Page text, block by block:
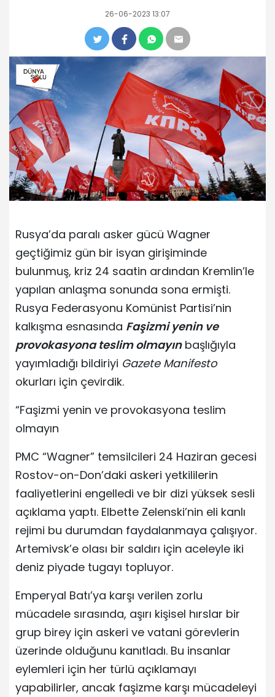
26-06-2023 13:07
Rusya’da paralı asker gücü Wagner
geçtiğimiz gün bir isyan girişiminde
bulunmuş, kriz 24 saatin ardından Kremlin’le
yapılan anlaşma sonunda sona ermişti.
Rusya Federasyonu Komünist Partisi’nin
kalkışma esnasında Faşizmi yenin ve
provokasyona teslim olmayınbaşlığıyla
yayımladığı bildiriyi Gazete Manifesto
okurları için çevirdik.
“Faşizmi yenin ve provokasyona teslim
olmayın
PMC “Wagner” temsilcileri 24 Haziran gecesi
Rostov-on-Don’daki askeri yetkililerin
faaliyetlerini engelledi ve bir dizi yüksek sesli
açıklama yaptı. Elbette Zelenski’nin eli kanlı
rejimi bu durumdan faydalanmaya çalışıyor.
Artemivsk’e olası bir saldırı için aceleyle iki
deniz piyade tugayı topluyor.
Emperyal Batı’ya karşı verilen zorlu
mücadele sırasında, aşırı kişisel hırslar bir
grup birey için askeri ve vatani görevlerin
üzerinde olduğunu kanıtladı. Bu insanlar
eylemleri için her türlü açıklamayı
yapabilirler, ancak faşizme karşı mücadeleyi